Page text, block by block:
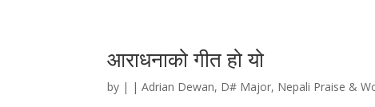
आराधनाको गीत हो यो
by | |Adrian Dewan, D# Major, Nepali Praise &